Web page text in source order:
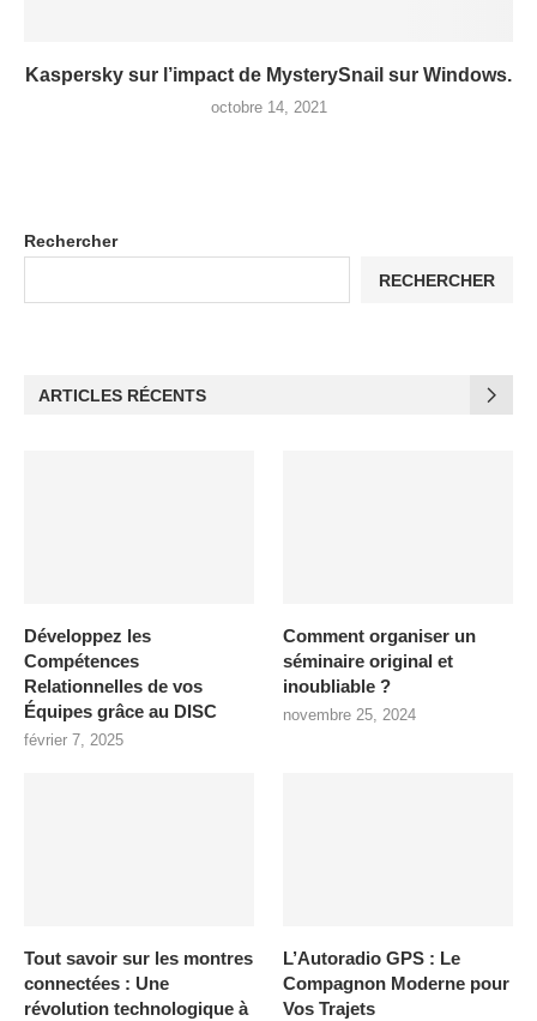
Kaspersky sur l’impact de MysterySnail sur Windows.
octobre 14, 2021
Rechercher
RECHERCHER
ARTICLES RÉCENTS
Développez les
Compétences
Relationnelles de vos
Équipes grâce au DISC
février 7, 2025
Comment organiser un
séminaire original et
inoubliable ?
novembre 25, 2024
Tout savoir sur les montres
connectées : Une
révolution technologique à
L’Autoradio GPS : Le
Compagnon Moderne pour
Vos Trajets